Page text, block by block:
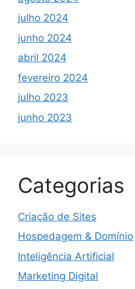
julho 2024
junho 2024
abril 2024
fevereiro 2024
julho 2023
junho 2023
Categorias
Criação de Sites
Hospedagem & Domínio
Inteligência Artificial
Marketing Digital